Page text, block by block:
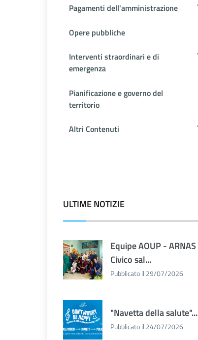
Pagamenti dell'amministrazione
Opere pubbliche
Interventi straordinari e di
emergenza
Pianificazione e governo del
territorio
Altri Contenuti
ULTIME NOTIZIE
Equipe AOUP - ARNAS
Civico sal...
Pubblicato il 29/07/2026
"Navetta della salute"...
Pubblicato il 24/07/2026